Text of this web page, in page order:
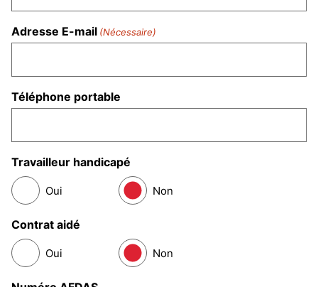
Adresse E-mail (Nécessaire)
Téléphone portable
Travailleur handicapé
Oui Non
Contrat aidé
Oui Non